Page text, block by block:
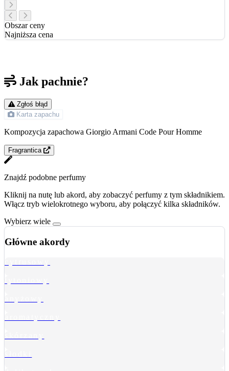
Obszar ceny
Najniższa cena
Jak pachnie?
Zgłoś błąd
Karta zapachu
Kompozycja zapachowa Giorgio Armani Code Pour Homme
Fragrantica
Znajdź podobne perfumy
Kliknij na nutę lub akord, aby zobaczyć perfumy z tym składnikiem.
Włącz tryb wielokrotnego wyboru, aby połączyć kilka składników.
Wybierz wiele
Główne akordy